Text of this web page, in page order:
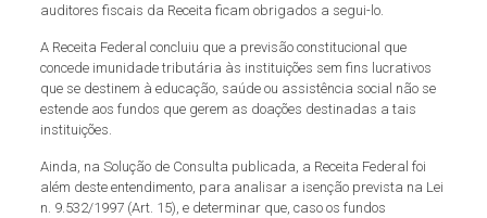
auditores fiscais da Receita ficam obrigados a segui-lo.
A Receita Federal concluiu que a previsão constitucional que
concede imunidade tributária às instituições sem fins lucrativos
que se destinem à educação, saúde ou assistência social não se
estende aos fundos que gerem as doações destinadas a tais
instituições.
Ainda, na Solução de Consulta publicada, a Receita Federal foi
além deste entendimento, para analisar a isenção prevista na Lei
n. 9.532/1997 (Art. 15), e determinar que, caso os fundos